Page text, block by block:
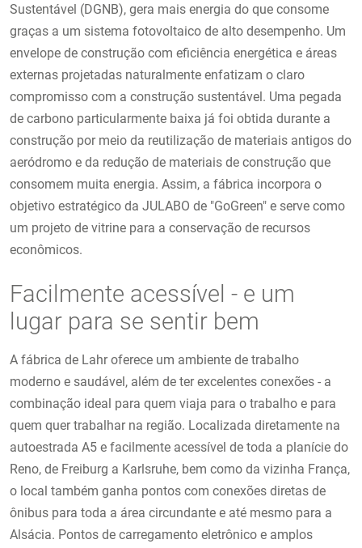
Sustentável (DGNB), gera mais energia do que consome
graças a um sistema fotovoltaico de alto desempenho. Um
envelope de construção com eficiência energética e áreas
externas projetadas naturalmente enfatizam o claro
compromisso com a construção sustentável. Uma pegada
de carbono particularmente baixa já foi obtida durante a
construção por meio da reutilização de materiais antigos do
aeródromo e da redução de materiais de construção que
consomem muita energia. Assim, a fábrica incorpora o
objetivo estratégico da JULABO de "GoGreen" e serve como
um projeto de vitrine para a conservação de recursos
econômicos.
Facilmente acessível - e um
lugar para se sentir bem
A fábrica de Lahr oferece um ambiente de trabalho
moderno e saudável, além de ter excelentes conexões - a
combinação ideal para quem viaja para o trabalho e para
quem quer trabalhar na região. Localizada diretamente na
autoestrada A5 e facilmente acessível de toda a planície do
Reno, de Freiburg a Karlsruhe, bem como da vizinha França,
o local também ganha pontos com conexões diretas de
ônibus para toda a área circundante e até mesmo para a
Alsácia. Pontos de carregamento eletrônico e amplos